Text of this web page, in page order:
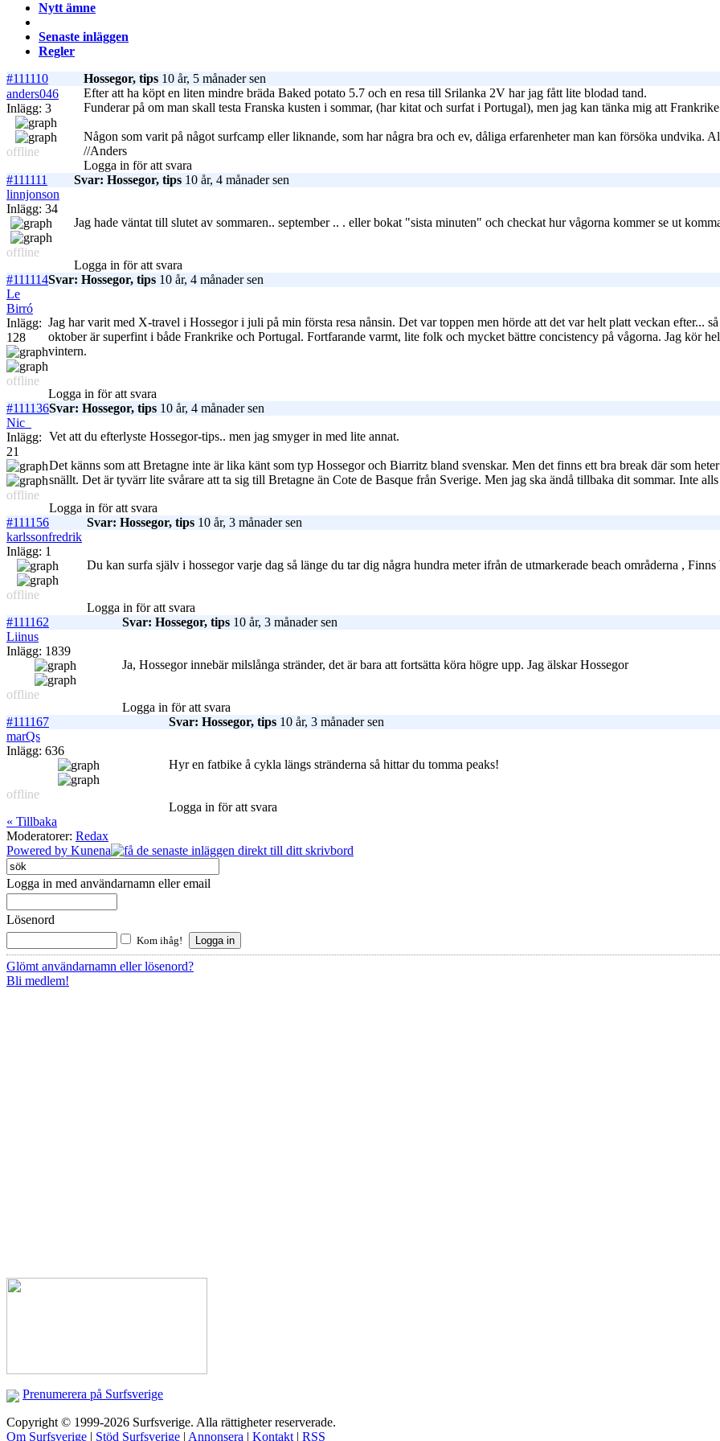
Nytt ämne
Senaste inläggen
Regler
#111110
Hossegor, tips 10 år, 5 månader sen
anders046
Inlägg: 3
offline
Efter att ha köpt en liten mindre bräda Baked potato 5.7 och en resa till Srilanka 2V har jag fått lite blodad tand.
Funderar på om man skall testa Franska kusten i sommar, (har kitat och surfat i Portugal), men jag kan tänka mig att
Någon som varit på något surfcamp eller liknande, som har några bra och ev, dåliga erfarenheter man kan försöka undvika.
//Anders
Logga in för att svara
#111111
Svar: Hossegor, tips 10 år, 4 månader sen
linnjonson
Inlägg: 34
offline
Jag hade väntat till slutet av sommaren.. september .. . eller bokat "sista minuten" och checkat hur vågorna kommer se ut
Logga in för att svara
#111114Svar: Hossegor, tips 10 år, 4 månader sen
Le
Birró
Inlägg:
128
offline
Jag har varit med X-travel i Hossegor i juli på min första resa nånsin. Det var toppen men hörde att det var helt platt veckan efter...
oktober är superfint i både Frankrike och Portugal. Fortfarande varmt, lite folk och mycket bättre concistency på vågorna. Jag kör
vintern.
Logga in för att svara
#111136Svar: Hossegor, tips 10 år, 4 månader sen
Nic_
Inlägg:
21
offline
Vet att du efterlyste Hossegor-tips.. men jag smyger in med lite annat.
Det känns som att Bretagne inte är lika känt som typ Hossegor och Biarritz bland svenskar. Men det finns ett bra break där som
snällt. Det är tyvärr lite svårare att ta sig till Bretagne än Cote de Basque från Sverige. Men jag ska ändå tillbaka dit sommar. Inte
Logga in för att svara
#111156
Svar: Hossegor, tips 10 år, 3 månader sen
karlssonfredrik
Inlägg: 1
offline
Du kan surfa själv i hossegor varje dag så länge du tar dig några hundra meter ifrån de utmarkerade beach områderna ,
Logga in för att svara
#111162
Svar: Hossegor, tips 10 år, 3 månader sen
Liinus
Inlägg: 1839
offline
Ja, Hossegor innebär milslånga stränder, det är bara att fortsätta köra högre upp. Jag älskar Hossegor
Logga in för att svara
#111167
Svar: Hossegor, tips 10 år, 3 månader sen
marQs
Inlägg: 636
offline
Hyr en fatbike å cykla längs stränderna så hittar du tomma peaks!
Logga in för att svara
« Tillbaka
Moderatorer: Redax
Powered by Kunena
Logga in med användarnamn eller email
Lösenord
Kom ihåg!
Glömt användarnamn eller lösenord?
Bli medlem!
Prenumerera på Surfsverige
Copyright © 1999-2026 Surfsverige. Alla rättigheter reserverade.
Om Surfsverige | Stöd Surfsverige | Annonsera | Kontakt | RSS